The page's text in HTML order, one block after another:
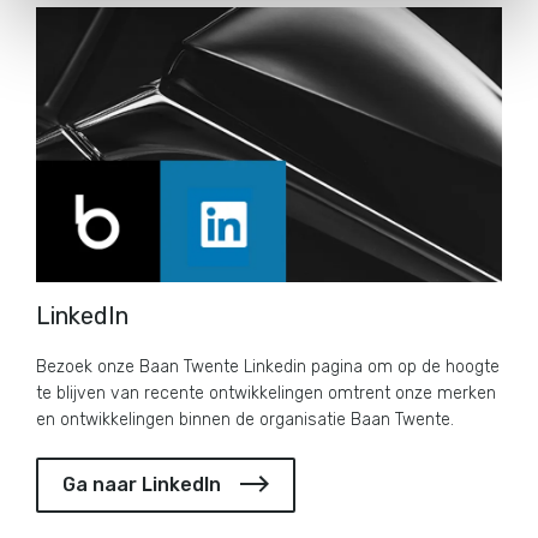
LinkedIn
Bezoek onze Baan Twente Linkedin pagina om op de hoogte
te blijven van recente ontwikkelingen omtrent onze merken
en ontwikkelingen binnen de organisatie Baan Twente.
Ga naar LinkedIn